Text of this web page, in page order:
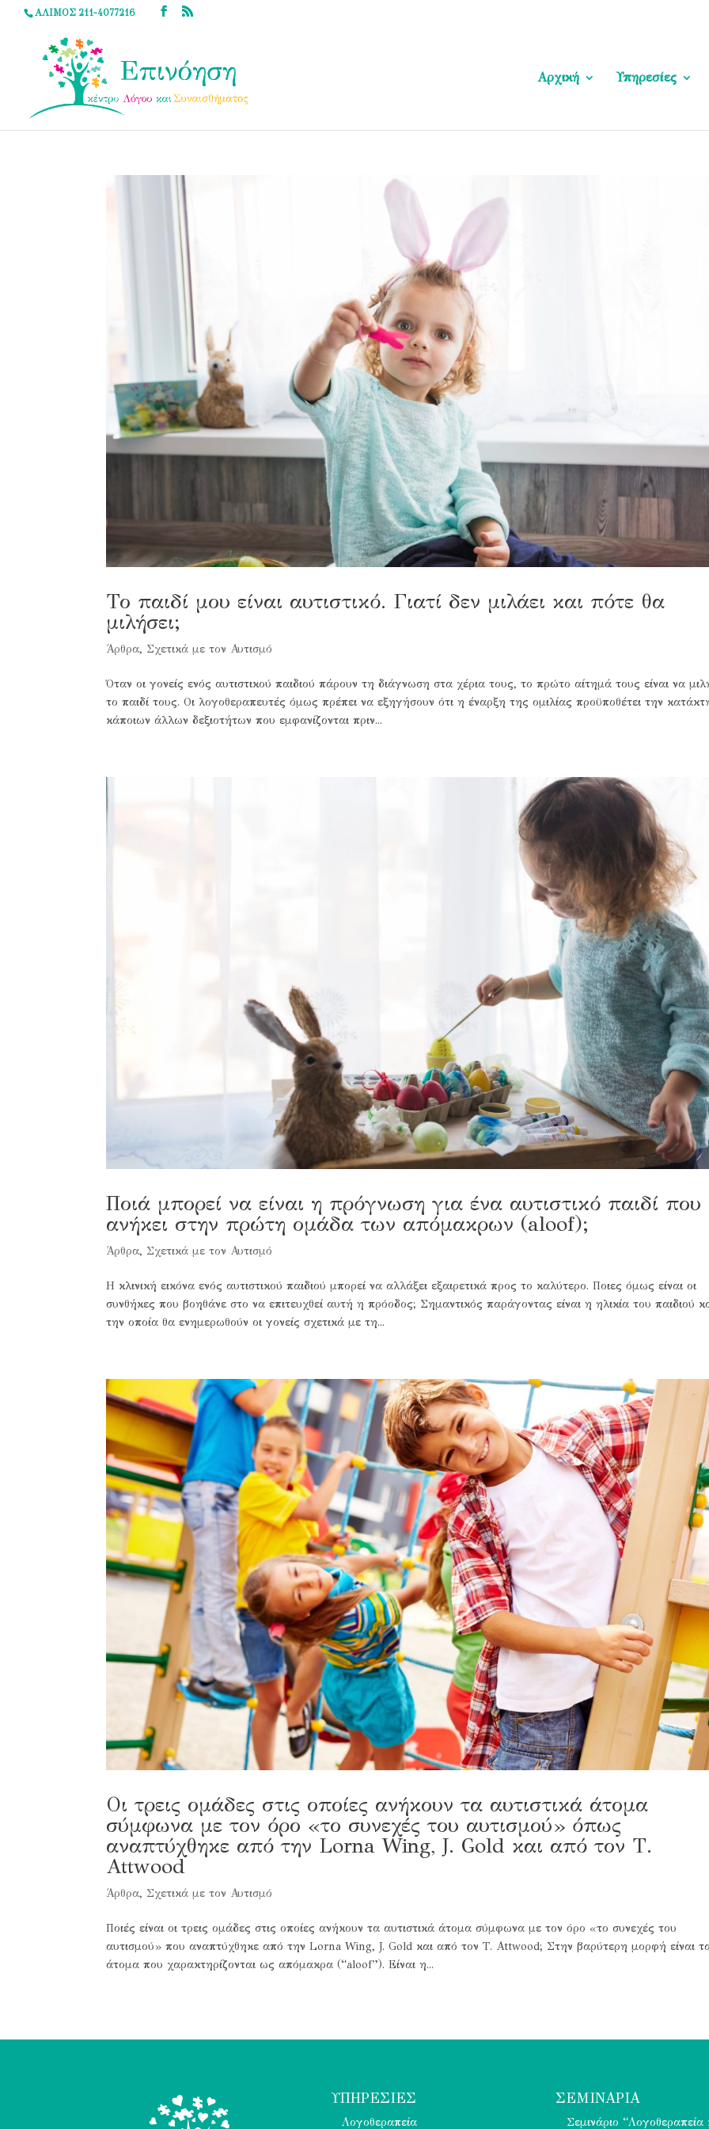
ΑΛΙΜΟΣ 211-4077216
Αρχική Υπηρεσίες
Το παιδί μου είναι αυτιστικό. Γιατί δεν μιλάει και πότε θα
μιλήσει;
Άρθρα, Σχετικά με τον Αυτισμό
Όταν οι γονείς ενός αυτιστικού παιδιού πάρουν τη διάγνωση στα χέρια τους, το πρώτο αίτημά τους είναι να
το παιδί τους. Οι λογοθεραπευτές όμως πρέπει να εξηγήσουν ότι η έναρξη της ομιλίας προϋποθέτει την
κάποιων άλλων δεξιοτήτων που εμφανίζονται πριν...
Ποιά μπορεί να είναι η πρόγνωση για ένα αυτιστικό παιδί που
ανήκει στην πρώτη ομάδα των απόμακρων (aloof);
Άρθρα, Σχετικά με τον Αυτισμό
Η κλινική εικόνα ενός αυτιστικού παιδιού μπορεί να αλλάξει εξαιρετικά προς το καλύτερο. Ποιες όμως είναι οι
συνθήκες που βοηθάνε στο να επιτευχθεί αυτή η πρόοδος; Σημαντικός παράγοντας είναι η ηλικία του παιδιού
την οποία θα ενημερωθούν οι γονείς σχετικά με τη...
Οι τρεις ομάδες στις οποίες ανήκουν τα αυτιστικά άτομα
σύμφωνα με τον όρο «το συνεχές του αυτισμού» όπως
αναπτύχθηκε από την Lorna Wing, J. Gold και από τον Τ.
Αttwood
Άρθρα, Σχετικά με τον Αυτισμό
Ποιές είναι οι τρεις ομάδες στις οποίες ανήκουν τα αυτιστικά άτομα σύμφωνα με τον όρο «το συνεχές του
αυτισμού» που αναπτύχθηκε από την Lorna Wing, J. Gold και από τον Τ. Αttwood; Στην βαρύτερη μορφή είναι
άτομα που χαρακτηρίζονται ως απόμακρα (“aloof”). Είναι η...
ΥΠΗΡΕΣΊΕΣ
Λογοθεραπεία
ΣΕΜΙΝΑΡΙΑ
Σεμινάριο “Λογοθεραπεία